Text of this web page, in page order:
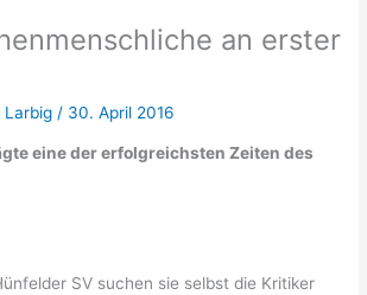
an erster
Larbig / 30. April 2016
eine der erfolgreichsten Zeiten des
SV suchen sie selbst die Kritiker